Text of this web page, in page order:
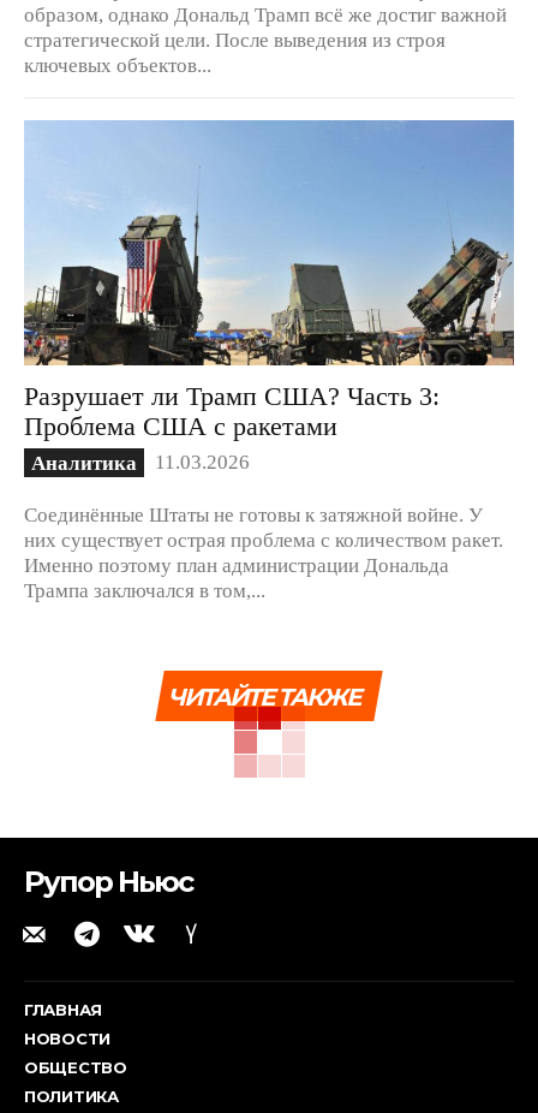
образом, однако Дональд Трамп всё же достиг важной
стратегической цели. После выведения из строя
ключевых объектов...
Разрушает ли Трамп США? Часть 3:
Проблема США с ракетами
Аналитика 11.03.2026
Соединённые Штаты не готовы к затяжной войне. У
них существует острая проблема с количеством ракет.
Именно поэтому план администрации Дональда
Трампа заключался в том,...
ЧИТАЙТЕ ТАКЖЕ
Рупор Ньюс
ГЛАВНАЯ
НОВОСТИ
ОБЩЕСТВО
ПОЛИТИКА